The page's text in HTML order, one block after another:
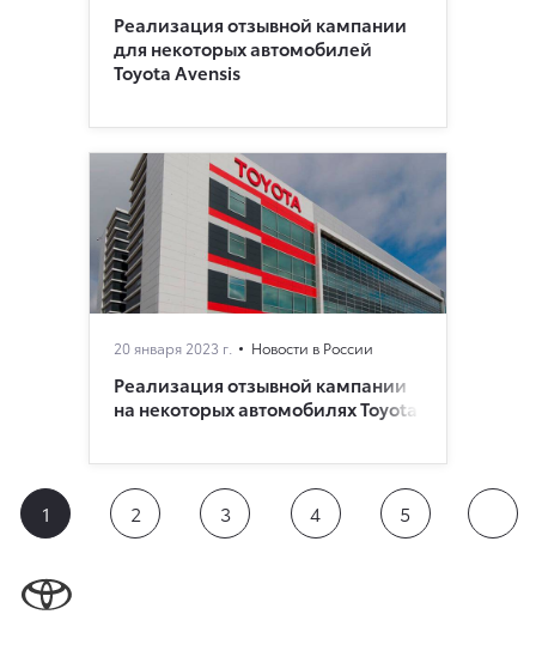
Реализация отзывной кампании
для некоторых автомобилей
Toyota Avensis
20 января 2023 г. Новости в России
Реализация отзывной кампании
на некоторых автомобилях Toyota
1 2 3 4 5